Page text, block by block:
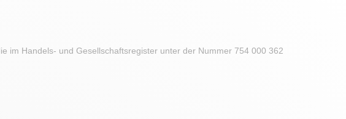
im Handels- und Gesellschaftsregister unter der Nummer 754 000 362